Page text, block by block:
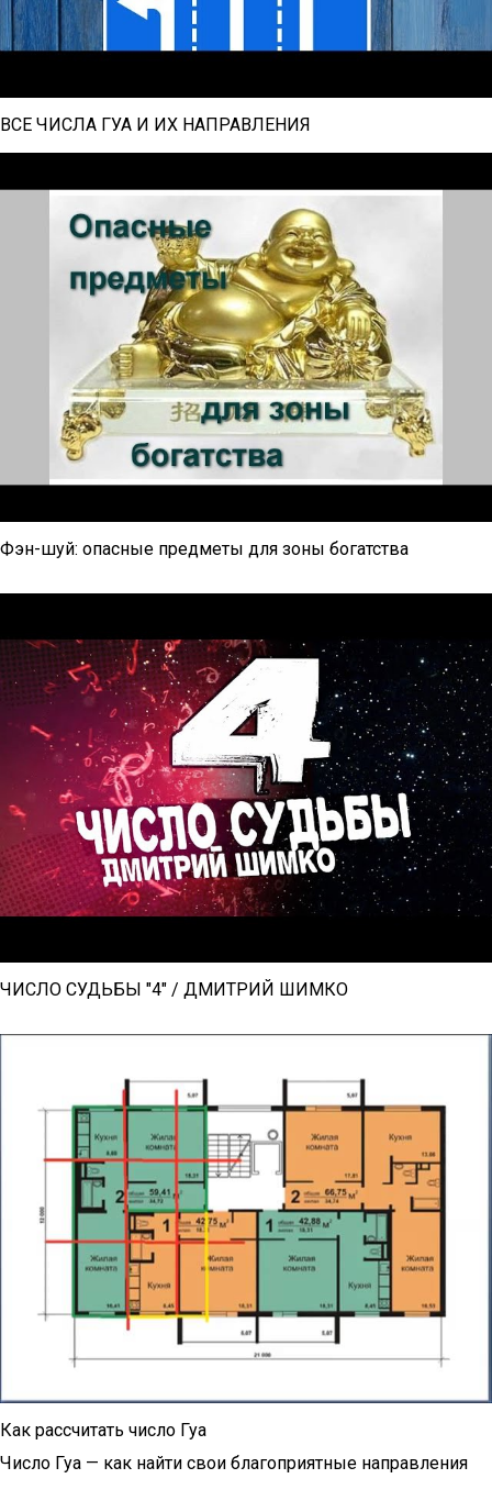
ВСЕ ЧИСЛА ГУА И ИХ НАПРАВЛЕНИЯ
Фэн-шуй: опасные предметы для зоны богатства
ЧИСЛО СУДЬБЫ "4" / ДМИТРИЙ ШИМКО
Как рассчитать число Гуа
Число Гуа — как найти свои благоприятные направления